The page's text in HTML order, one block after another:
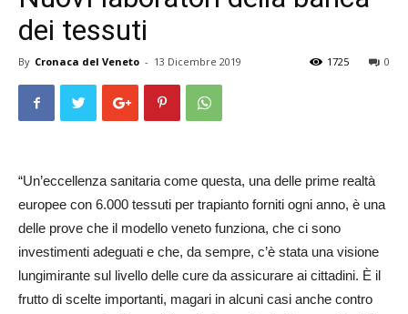
dei tessuti
By Cronaca del Veneto - 13 Dicembre 2019 0
1725
“Un’eccellenza sanitaria come questa, una delle prime realtà
europee con 6.000 tessuti per trapianto forniti ogni anno, è una
delle prove che il modello veneto funziona, che ci sono
investimenti adeguati e che, da sempre, c’è stata una visione
lungimirante sul livello delle cure da assicurare ai cittadini. È il
frutto di scelte importanti, magari in alcuni casi anche contro